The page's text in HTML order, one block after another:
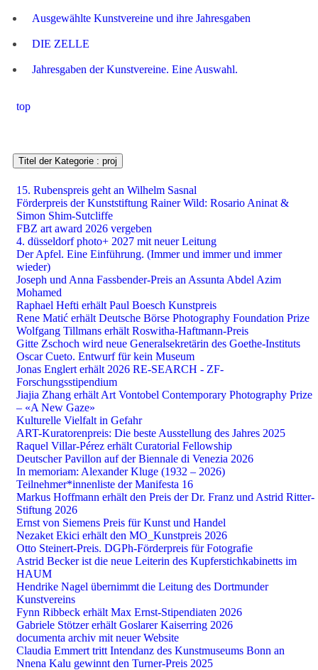
Ausgewählte Kunstvereine und ihre Jahresgaben
DIE ZELLE
Jahresgaben der Kunstvereine. Eine Auswahl.
top
Titel der Kategorie : proj
15. Rubenspreis geht an Wilhelm Sasnal
Förderpreis der Kunststiftung Rainer Wild: Rosario Aninat &
Simon Shim-Sutcliffe
FBZ art award 2026 vergeben
4. düsseldorf photo+ 2027 mit neuer Leitung
Der Apfel. Eine Einführung. (Immer und immer und immer
wieder)
Joseph und Anna Fassbender-Preis an Assunta Abdel Azim
Mohamed
Raphael Hefti erhält Paul Boesch Kunstpreis
Rene Matić erhält Deutsche Börse Photography Foundation Prize
Wolfgang Tillmans erhält Roswitha-Haftmann-Preis
Gitte Zschoch wird neue Generalsekretärin des Goethe-Instituts
Oscar Cueto. Entwurf für kein Museum
Jonas Englert erhält 2026 RE-SEARCH - ZF-
Forschungsstipendium
Jiajia Zhang erhält Art Vontobel Contemporary Photography Prize
– «A New Gaze»
Kulturelle Vielfalt in Gefahr
ART-Kuratorenpreis: Die beste Ausstellung des Jahres 2025
Raquel Villar-Pérez erhält Curatorial Fellowship
Deutscher Pavillon auf der Biennale di Venezia 2026
In memoriam: Alexander Kluge (1932 – 2026)
Teilnehmer*innenliste der Manifesta 16
Markus Hoffmann erhält den Preis der Dr. Franz und Astrid Ritter-
Stiftung 2026
Ernst von Siemens Preis für Kunst und Handel
Nezaket Ekici erhält den MO_Kunstpreis 2026
Otto Steinert-Preis. DGPh-Förderpreis für Fotografie
Astrid Becker ist die neue Leiterin des Kupferstichkabinetts im
HAUM
Hendrike Nagel übernimmt die Leitung des Dortmunder
Kunstvereins
Fynn Ribbeck erhält Max Ernst-Stipendiaten 2026
Gabriele Stötzer erhält Goslarer Kaiserring 2026
documenta archiv mit neuer Website
Claudia Emmert tritt Intendanz des Kunstmuseums Bonn an
Nnena Kalu gewinnt den Turner-Preis 2025